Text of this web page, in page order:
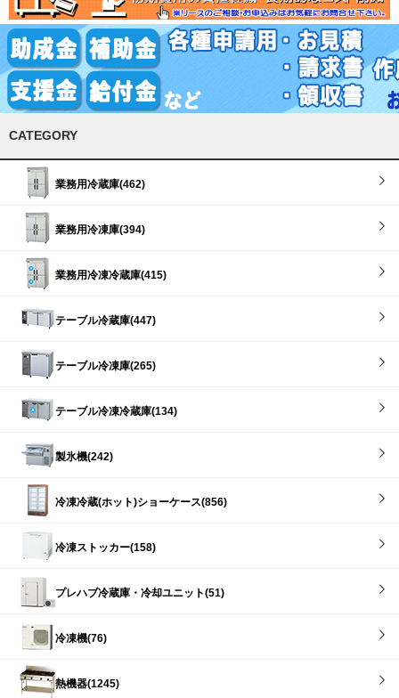
CATEGORY
業務用冷蔵庫(462)
業務用冷凍庫(394)
業務用冷凍冷蔵庫(415)
テーブル冷蔵庫(447)
テーブル冷凍庫(265)
テーブル冷凍冷蔵庫(134)
製氷機(242)
冷凍冷蔵(ホット)ショーケース(856)
冷凍ストッカー(158)
プレハブ冷蔵庫・冷却ユニット(51)
冷凍機(76)
熱機器(1245)